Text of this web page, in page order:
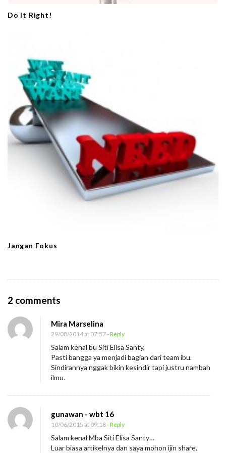
Do It Right!
Jangan Fokus
2 comments
A
i
m
p
l
M
e
s
Mira Marselina
29/08/2014 at 07:57- Reply
Salam kenal bu Siti Elisa Santy,
Pasti bangga ya menjadi bagian dari team ibu.
Sindirannya nggak bikin kesindir tapi justru nambah
ilmu.
gunawan - wbt 16
10/06/2015 at 09:18- Reply
Salam kenal Mba Siti Elisa Santy…
Luar biasa artikelnya dan saya mohon ijin share.